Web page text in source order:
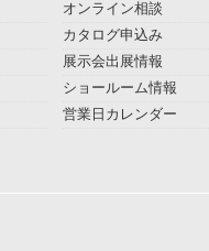
オンライン相談
カタログ申込み
展示会出展情報
ショールーム情報
営業日カレンダー